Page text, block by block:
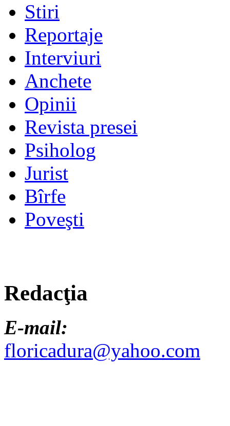
Stiri
Reportaje
Interviuri
Anchete
Opinii
Revista presei
Psiholog
Jurist
Bîrfe
Poveşti
Redacţia
E-mail:
floricadura@yahoo.com